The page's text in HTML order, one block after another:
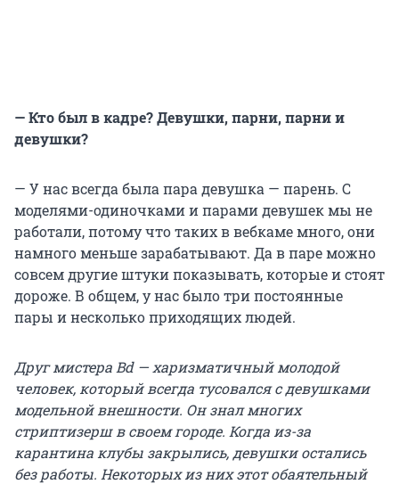
— Кто был в кадре? Девушки, парни, парни и
девушки?
— У нас всегда была пара девушка — парень. С
моделями-одиночками и парами девушек мы не
работали, потому что таких в вебкаме много, они
намного меньше зарабатывают. Да в паре можно
совсем другие штуки показывать, которые и стоят
дороже. В общем, у нас было три постоянные
пары и несколько приходящих людей.
Друг мистера Bd — харизматичный молодой
человек, который всегда тусовался с девушками
модельной внешности. Он знал многих
стриптизерш в своем городе. Когда из-за
карантина клубы закрылись, девушки остались
без работы. Некоторых из них этот обаятельный